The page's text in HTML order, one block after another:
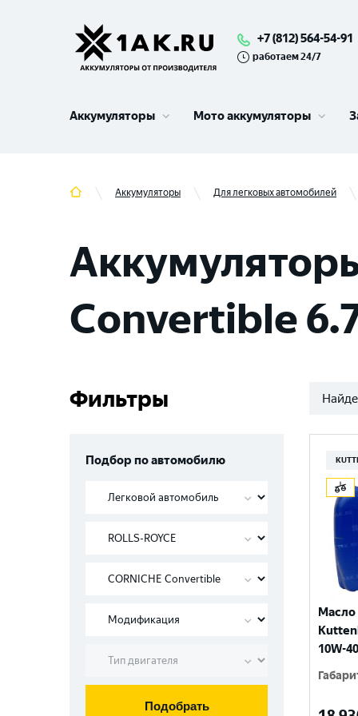
+7 (812) 564-54-91
работаем 24/7
Аккумуляторы Мото аккумуляторы
Аккумуляторы Для легковых автомобилей
Аккумуляторы
Convertible
Фильтры
Подбор по автомобилю
Подобрать
10W-